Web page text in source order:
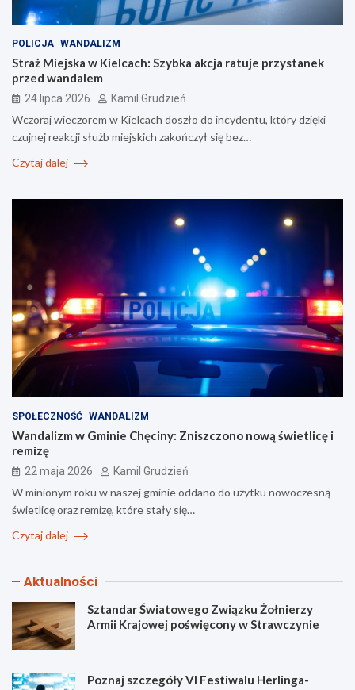
POLICJA WANDALIZM
Straż Miejska w Kielcach: Szybka akcja ratuje przystanek
przed wandalem
24 lipca 2026 Kamil Grudzień
Wczoraj wieczorem w Kielcach doszło do incydentu, który dzięki
czujnej reakcji służb miejskich zakończył się bez…
Czytaj dalej
SPOŁECZNOŚĆ WANDALIZM
Wandalizm w Gminie Chęciny: Zniszczono nową świetlicę i
remizę
22 maja 2026 Kamil Grudzień
W minionym roku w naszej gminie oddano do użytku nowoczesną
świetlicę oraz remizę, które stały się…
Czytaj dalej
Aktualności
Sztandar Światowego Związku Żołnierzy
Armii Krajowej poświęcony w Strawczynie
Poznaj szczegóły VI Festiwalu Herlinga-